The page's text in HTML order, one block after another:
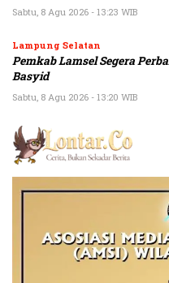
Sabtu, 8 Agu 2026 - 13:23 WIB
Lampung Selatan
Pemkab Lamsel Segera
Basyid
Sabtu, 8 Agu 2026 - 13:20 WIB